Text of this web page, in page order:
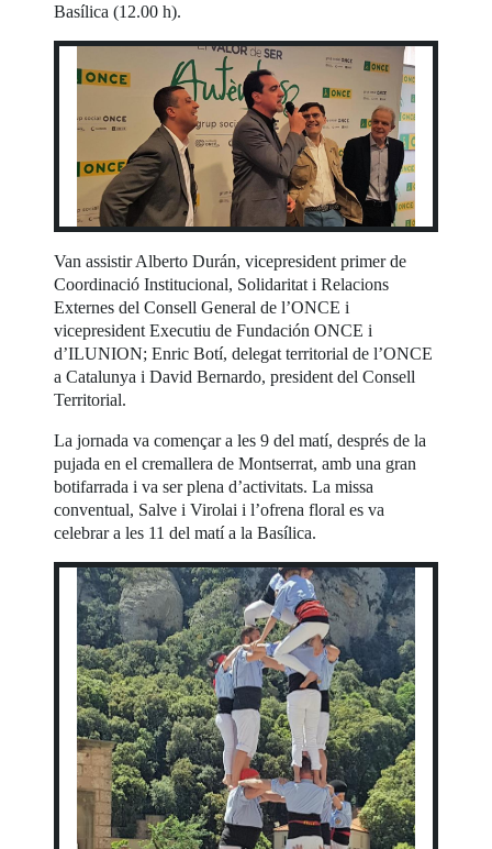
Basílica (12.00 h).
Van assistir Alberto Durán, vicepresident primer de
Coordinació Institucional, Solidaritat i Relacions
Externes del Consell General de l’ONCE i
vicepresident Executiu de Fundación ONCE i
d’ILUNION; Enric Botí, delegat territorial de l’ONCE
a Catalunya i David Bernardo, president del Consell
Territorial.
La jornada va començar a les 9 del matí, després de la
pujada en el cremallera de Montserrat, amb una gran
botifarrada i va ser plena d’activitats. La missa
conventual, Salve i Virolai i l’ofrena floral es va
celebrar a les 11 del matí a la Basílica.